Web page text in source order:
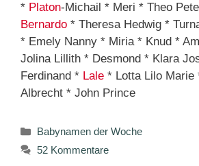
* Platon-Michail * Meri * Theo
Bernardo * Theresa Hedwig *
* Emely Nanny * Miria * Knud *
Jolina Lillith * Desmond * Klara
Ferdinand * Lale * Lotta Lilo Marie
Albrecht * John Prince
Kategorien
Babynamen der Woche
52 Kommentare